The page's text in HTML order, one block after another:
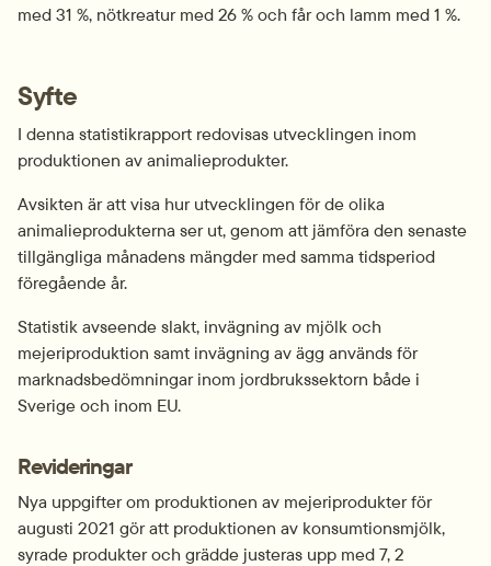
med 31 %, nötkreatur med 26 % och får och lamm med 1 %.
Syfte
I denna statistikrapport redovisas utvecklingen inom
produktionen av animalieprodukter.
Avsikten är att visa hur utvecklingen för de olika
animalieprodukterna ser ut, genom att jämföra den senaste
tillgängliga månadens mängder med samma tidsperiod
föregående år.
Statistik avseende slakt, invägning av mjölk och
mejeriproduktion samt invägning av ägg används för
marknadsbedömningar inom jordbrukssektorn både i
Sverige och inom EU.
Revideringar
Nya uppgifter om produktionen av mejeriprodukter för
augusti 2021 gör att produktionen av konsumtionsmjölk,
syrade produkter och grädde justeras upp med 7, 2